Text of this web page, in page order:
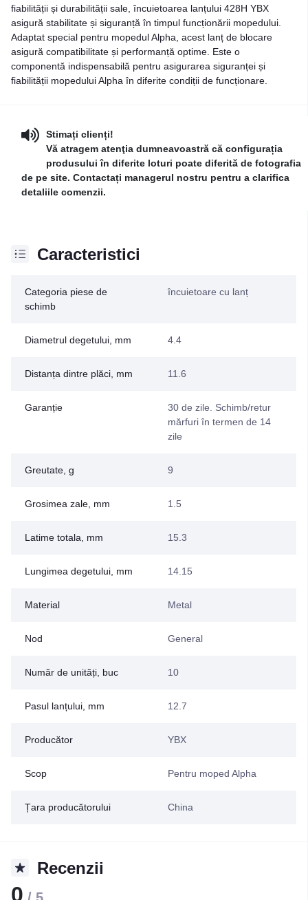
fiabilității și durabilității sale, încuietoarea lanțului 428H YBX
asigură stabilitate și siguranță în timpul funcționării mopedului.
Adaptat special pentru mopedul Alpha, acest lanț de blocare
asigură compatibilitate și performanță optime. Este o
componentă indispensabilă pentru asigurarea siguranței și
fiabilității mopedului Alpha în diferite condiții de funcționare.
Stimați clienți!
Vă atragem atenţia dumneavoastră că configurația
produsului în diferite loturi poate diferită de fotografia
de pe site. Contactați managerul nostru pentru a clarifica
detaliile comenzii.
Caracteristici
Categoria piese de
schimb
încuietoare cu lanț
Diametrul degetului, mm 4.4
Distanța dintre plăci, mm 11.6
Garanție
30 de zile. Schimb/retur
mărfuri în termen de 14
zile
Greutate, g 9
Grosimea zale, mm 1.5
Latime totala, mm 15.3
Lungimea degetului, mm 14.15
Material Metal
Nod General
Număr de unități, buc 10
Pasul lanțului, mm 12.7
Producător YBX
Scop Pentru moped Alpha
Țara producătorului China
Recenzii
0